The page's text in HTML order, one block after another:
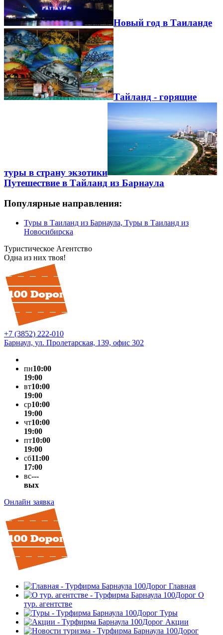
Новый год в Таиланде
Тайланд - горящие
туры в страну экзотики
Путешествие в Тайланд из Барнаула
Популярные направления:
Туры в Таиланд из Барнаула, Туры в Таиланд из
Новосибирска
Туристическое Агентство
Одна из них твоя!
+7 (3852) 222-010
Барнаул, ул. Пролетарская, 139, офис 302
пн10:00
19:00
вт10:00
19:00
ср10:00
19:00
чт10:00
19:00
пт10:00
19:00
сб11:00
17:00
вс---
вых
Онлайн заявка
Главная
О
тур. агентстве
Туры
Акции